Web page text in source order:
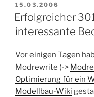
VERÖFFENTLICHT
AM
15.03.2006
Erfolgreicher
interessante
Vor einigen Tagen
Modrewrite (->
Optimierung für ein
Modellbau-Wiki